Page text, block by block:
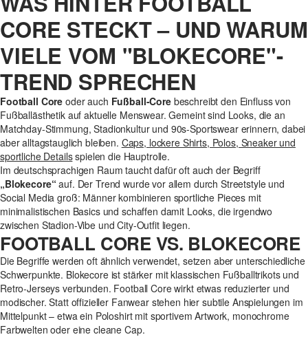
CORE STECKT – UND WARUM
VIELE VOM "BLOKECORE"-
TREND SPRECHEN
Football Core oder auch Fußball-Corebeschreibt den Einfluss von
Fußballästhetik auf aktuelle Menswear. Gemeint sind Looks, die an
Matchday-Stimmung, Stadionkultur und 90s-Sportswear erinnern, dabei
aber alltagstauglich bleiben. Caps, lockere Shirts, Polos, Sneaker und
sportliche Detailsspielen die Hauptrolle.
Im deutschsprachigen Raum taucht dafür oft auch der Begriff
„Blokecore“ auf. Der Trend wurde vor allem durch Streetstyle und
Social Media groß: Männer kombinieren sportliche Pieces mit
minimalistischen Basics und schaffen damit Looks, die irgendwo
zwischen Stadion-Vibe und City-Outfit liegen.
FOOTBALL CORE VS. BLOKECORE
Die Begriffe werden oft ähnlich verwendet, setzen aber unterschiedliche
Schwerpunkte. Blokecore ist stärker mit klassischen Fußballtrikots und
Retro-Jerseys verbunden. Football Core wirkt etwas reduzierter und
modischer. Statt offizieller Fanwear stehen hier subtile Anspielungen im
Mittelpunkt – etwa ein Poloshirt mit sportivem Artwork, monochrome
Farbwelten oder eine cleane Cap.